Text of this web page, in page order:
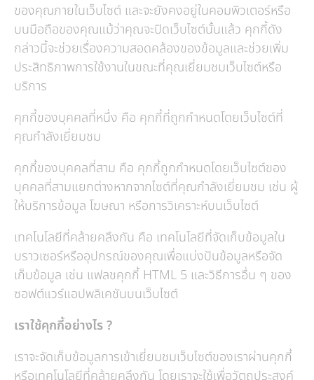
ของคุณภายในเว็บไซต์ และจะยังคงอยู่ในคอมพิวเตอร์หรือ
บนมือถือของคุณแม้ว่าคุณจะปิดเว็บไซต์นั้นแล้ว คุกกี้ดัง
กล่าวนี้จะช่วยเรื่องความสอดคล้องของข้อมูลและช่วยเพิ่ม
ประสิทธิภาพการใช้งานในขณะที่คุณเยี่ยมชมเว็บไซต์หรือ
บริการ
คุกกี้ของบุคคลที่หนึ่ง คือ คุกกี้ที่ถูกกำหนดโดยเว็บไซต์ที่
คุณกำลังเยี่ยมชม
คุกกี้ของบุคคลที่สาม คือ คุกกี้ถูกกำหนดโดยเว็บไซต์ของ
บุคคลที่สามแยกต่างหากจากไซต์ที่คุณกำลังเยี่ยมชม เช่น ผู้
ให้บริการข้อมูล โฆษณา หรือการวิเคราะห์บนเว็บไซต์
เทคโนโลยีที่คล้ายคลึงกัน คือ เทคโนโลยีที่จัดเก็บข้อมูลใน
บราวเซอร์หรืออุปกรณ์ของคุณเพื่อแบ่งปันข้อมูลหรือจัด
เก็บข้อมูล เช่น แฟลชคุกกี้ HTML 5 และวิธีการอื่น ๆ ของ
ซอฟต์แวร์แอปพลิเคชันบนเว็บไซต์
เราใช้คุกกี้อย่างไร ?
เราจะจัดเก็บข้อมูลการเข้าเยี่ยมชมเว็บไซต์ของเราผ่านคุกกี้